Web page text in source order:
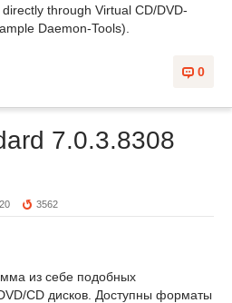
through Virtual CD/DVD-
Daemon-Tools).
0
7.0.3.8308
3562
из себе подобных
CD дисков. Доступны форматы